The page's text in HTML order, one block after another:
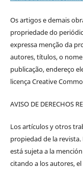
Os artigos e demais
propriedade do
expressa menção da
autores, títulos, o
publicação, endereço
licença Creative
AVISO DE DERECHOS
Los artículos y otros
propiedad de la
está sujeta a la
citando a los autores,